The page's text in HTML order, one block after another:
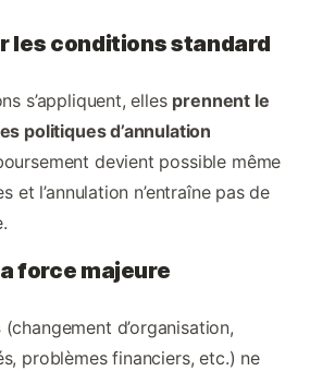
les conditions standard
s’appliquent, elles prennent le
politiques d’annulation
devient possible même
et l’annulation n’entraîne pas de
force majeure
(changement d’organisation,
problèmes financiers, etc.) ne